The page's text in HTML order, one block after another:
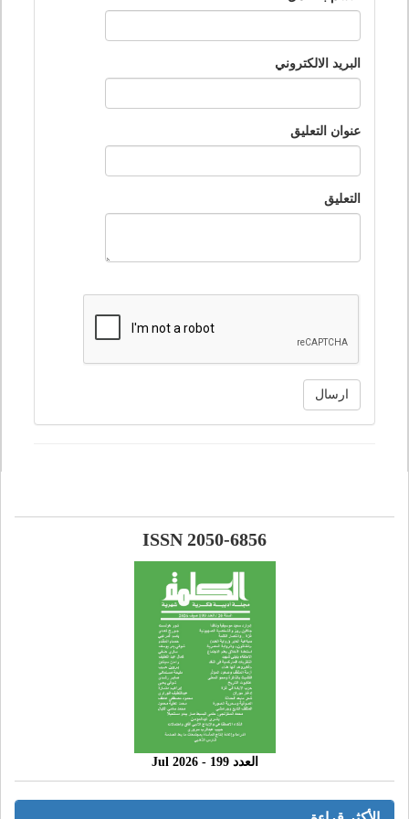
البريد الالكتروني
عنوان التعليق
التعليق
ارسال
ISSN 2050-6856
العدد 199 - 2026 Jul